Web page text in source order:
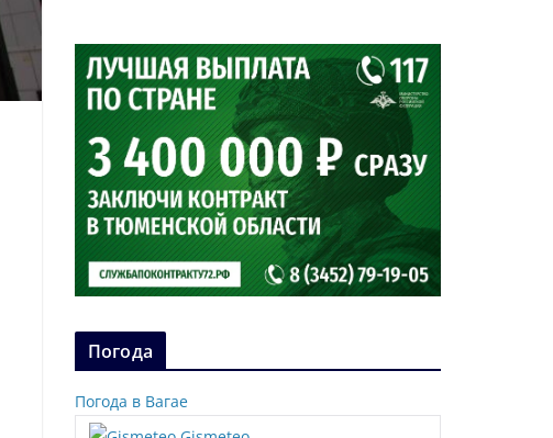
Погода
Погода в Вагае